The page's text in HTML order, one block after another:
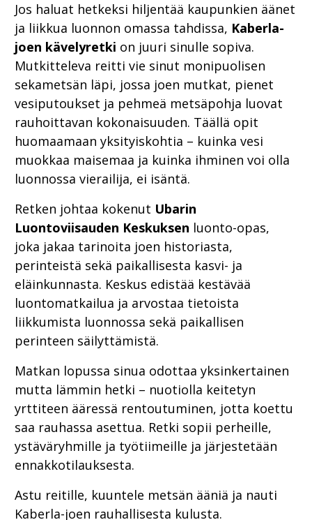
Jos haluat hetkeksi hiljentää kaupunkien äänet
ja liikkua luonnon omassa tahdissa, Kaberla-
joen kävelyretki on juuri sinulle sopiva.
Mutkitteleva reitti vie sinut monipuolisen
sekametsän läpi, jossa joen mutkat, pienet
vesiputoukset ja pehmeä metsäpohja luovat
rauhoittavan kokonaisuuden. Täällä opit
huomaamaan yksityiskohtia – kuinka vesi
muokkaa maisemaa ja kuinka ihminen voi olla
luonnossa vierailija, ei isäntä.
Retken johtaa kokenut Ubarin
Luontoviisauden Keskuksen luonto-opas,
joka jakaa tarinoita joen historiasta,
perinteistä sekä paikallisesta kasvi- ja
eläinkunnasta. Keskus edistää kestävää
luontomatkailua ja arvostaa tietoista
liikkumista luonnossa sekä paikallisen
perinteen säilyttämistä.
Matkan lopussa sinua odottaa yksinkertainen
mutta lämmin hetki – nuotiolla keitetyn
yrttiteen ääressä rentoutuminen, jotta koettu
saa rauhassa asettua. Retki sopii perheille,
ystäväryhmille ja työtiimeille ja järjestetään
ennakkotilauksesta.
Astu reitille, kuuntele metsän ääniä ja nauti
Kaberla-joen rauhallisesta kulusta.